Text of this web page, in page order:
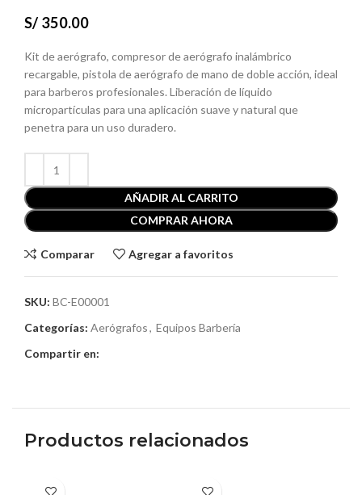
S/ 350.00
Kit de aerógrafo, compresor de aerógrafo inalámbrico
recargable, pistola de aerógrafo de mano de doble acción, ideal
para barberos profesionales. Liberación de líquido
micropartículas para una aplicación suave y natural que
penetra para un uso duradero.
AÑADIR AL CARRITO
COMPRAR AHORA
Comparar Agregar a favoritos
SKU: BC-E00001
Categorías: Aerógrafos, Equipos Barbería
Compartir en:
Productos relacionados